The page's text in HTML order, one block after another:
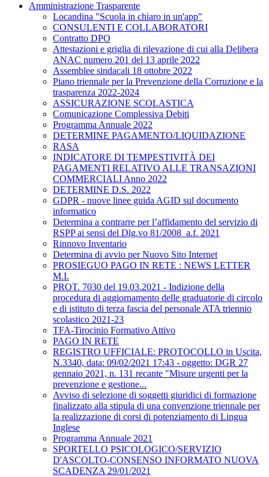
Amministrazione Trasparente
Locandina "Scuola in chiaro in un'app"
CONSULENTI E COLLABORATORI
Contratto DPO
Attestazioni e griglia di rilevazione di cui alla Delibera
ANAC numero 201 del 13 aprile 2022
Assemblee sindacali 18 ottobre 2022
Piano triennale per la Prevenzione della Corruzione e la
trasparenza 2022-2024
ASSICURAZIONE SCOLASTICA
Comunicazione Complessiva Debiti
Programma Annuale 2022
DETERMINE PAGAMENTO/LIQUIDAZIONE
RASA
INDICATORE DI TEMPESTIVITÀ DEI
PAGAMENTI RELATIVO ALLE TRANSAZIONI
COMMERCIALI Anno 2022
DETERMINE D.S. 2022
GDPR - nuove linee guida AGID sul documento
informatico
Determina a contrarre per l’affidamento del servizio di
RSPP ai sensi del Dlg.vo 81/2008_a.f. 2021
Rinnovo Inventario
Determina di avvio per Nuovo Sito Internet
PROSIEGUO PAGO IN RETE : NEWS LETTER
M.I.
PROT. 7030 del 19.03.2021 - Indizione della
procedura di aggiornamento delle graduatorie di circolo
e di istituto di terza fascia del personale ATA triennio
scolastico 2021-23
TFA-Tirocinio Formativo Attivo
PAGO IN RETE
REGISTRO UFFICIALE: PROTOCOLLO in Uscita,
N.3340, data: 09/02/2021 17:43 - oggetto: DGR 27
gennaio 2021, n. 131 recante "Misure urgenti per la
prevenzione e gestione...
Avviso di selezione di soggetti giuridici di formazione
finalizzato alla stipula di una convenzione triennale per
la realizzazione di corsi di potenziamento di Lingua
Inglese
Programma Annuale 2021
SPORTELLO PSICOLOGICO/SERVIZIO
D'ASCOLTO-CONSENSO INFORMATO NUOVA
SCADENZA 29/01/2021